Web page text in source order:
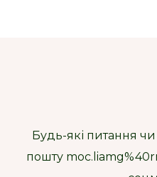
Будь-які питання
пошту